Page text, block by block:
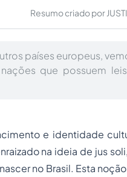
Resumo criado por
países europeus,
que possuem
e identidade
na ideia de jus
no Brasil. Esta